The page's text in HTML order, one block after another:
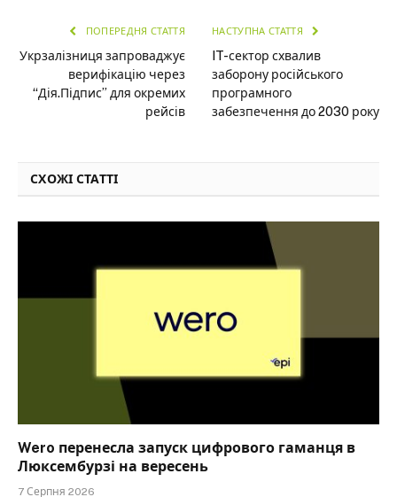
ПОПЕРЕДНЯ СТАТТЯ
Укрзалізниця запроваджує
верифікацію через
“Дія.Підпис” для окремих
рейсів
НАСТУПНА СТАТТЯ
IT-сектор схвалив
заборону російського
програмного
забезпечення до 2030 року
СХОЖІ СТАТТІ
Wero перенесла запуск цифрового гаманця в
Люксембурзі на вересень
7 Серпня 2026